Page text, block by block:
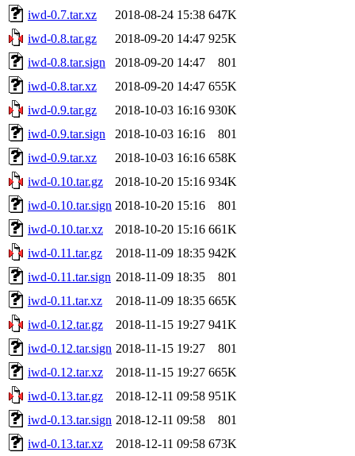
iwd-0.7.tar.xz
2018-08-24 15:38 647K
iwd-0.8.tar.gz
2018-09-20 14:47 925K
iwd-0.8.tar.sign
2018-09-20 14:47
801
iwd-0.8.tar.xz
2018-09-20 14:47 655K
iwd-0.9.tar.gz
2018-10-03 16:16 930K
iwd-0.9.tar.sign
2018-10-03 16:16
801
iwd-0.9.tar.xz
2018-10-03 16:16 658K
iwd-0.10.tar.gz
2018-10-20 15:16 934K
iwd-0.10.tar.sign 2018-10-20 15:16
801
iwd-0.10.tar.xz
2018-10-20 15:16 661K
iwd-0.11.tar.gz
2018-11-09 18:35 942K
iwd-0.11.tar.sign 2018-11-09 18:35
801
iwd-0.11.tar.xz
2018-11-09 18:35 665K
iwd-0.12.tar.gz
2018-11-15 19:27 941K
iwd-0.12.tar.sign 2018-11-15 19:27
801
iwd-0.12.tar.xz
2018-11-15 19:27 665K
iwd-0.13.tar.gz
2018-12-11 09:58 951K
iwd-0.13.tar.sign 2018-12-11 09:58
801
iwd-0.13.tar.xz
2018-12-11 09:58 673K